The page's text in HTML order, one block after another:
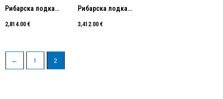
Рибарска лодка
2,814.00 €
Рибарска лодка
3,412.00 €
← 1 2